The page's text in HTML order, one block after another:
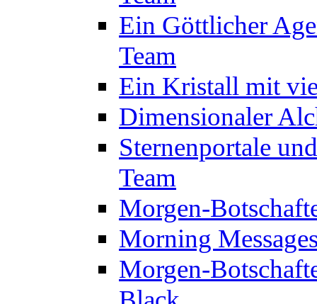
Ein Göttlicher
Team
Ein Kristall mit
Dimensionaler
Sternenportale
Team
Morgen-
Morning
Morgen-